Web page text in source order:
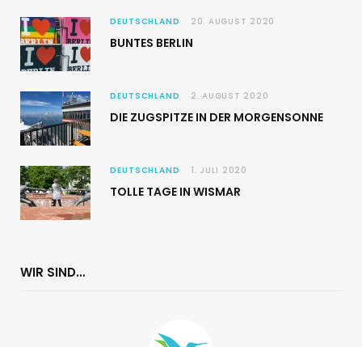
DEUTSCHLAND 20. AUGUST 2020
BUNTES BERLIN
DEUTSCHLAND 2. AUGUST 2020
DIE ZUGSPITZE IN DER MORGENSONNE
DEUTSCHLAND 1. JULI 2020
TOLLE TAGE IN WISMAR
WIR SIND…